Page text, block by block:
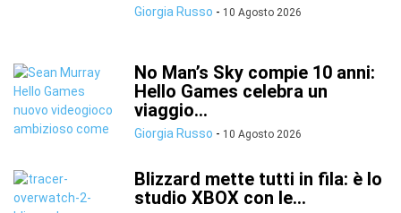
Giorgia Russo - 10 Agosto 2026
No Man’s Sky compie 10 anni:
Hello Games celebra un
viaggio...
Giorgia Russo - 10 Agosto 2026
Blizzard mette tutti in fila: è lo
studio XBOX con le...